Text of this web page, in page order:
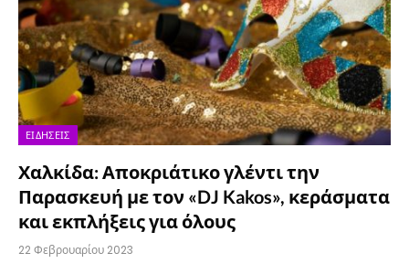
ΕΙΔΉΣΕΙΣ
Χαλκίδα: Αποκριάτικο γλέντι την
Παρασκευή με τον «DJ Kakos», κεράσματα
και εκπλήξεις για όλους
22 Φεβρουαρίου 2023